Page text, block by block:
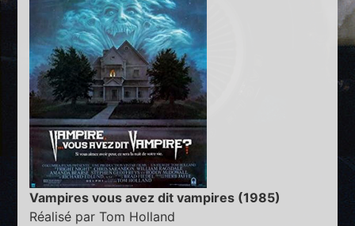
Vampires vous avez dit vampires (1985)
Réalisé par Tom Holland